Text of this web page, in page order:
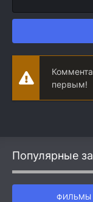
первым!
Популярные
ФИЛЬМЫ